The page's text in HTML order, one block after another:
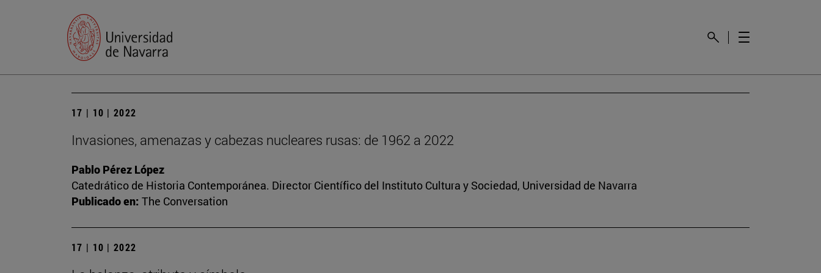
17 | 10 | 2022
Invasiones, amenazas y cabezas nucleares rusas: de 1962 a 2022
Pablo Pérez López
Catedrático de Historia Contemporánea. Director Científico del Instituto Cultura y Sociedad, Universidad de Navarra
Publicado en: The Conversation
17 | 10 | 2022